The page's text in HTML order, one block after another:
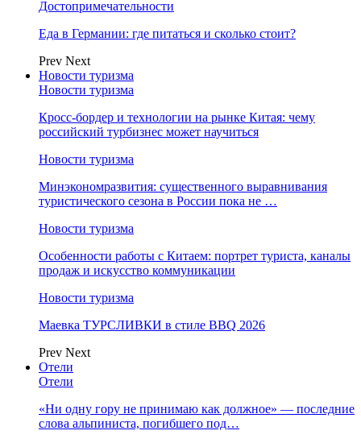
Достопримечательности
Еда в Германии: где питаться и сколько стоит?
Prev Next
Новости туризма
Новости туризма
Кросс-бордер и технологии на рынке Китая: чему
российский турбизнес может научиться
Новости туризма
Минэкономразвития: существенного выравнивания
туристического сезона в России пока не …
Новости туризма
Особенности работы с Китаем: портрет туриста, каналы
продаж и искусство коммуникации
Новости туризма
Маевка ТУРСЛИВКИ в стиле BBQ 2026
Prev Next
Отели
Отели
«Ни одну гору не принимаю как должное» — последние
слова альпиниста, погибшего под…